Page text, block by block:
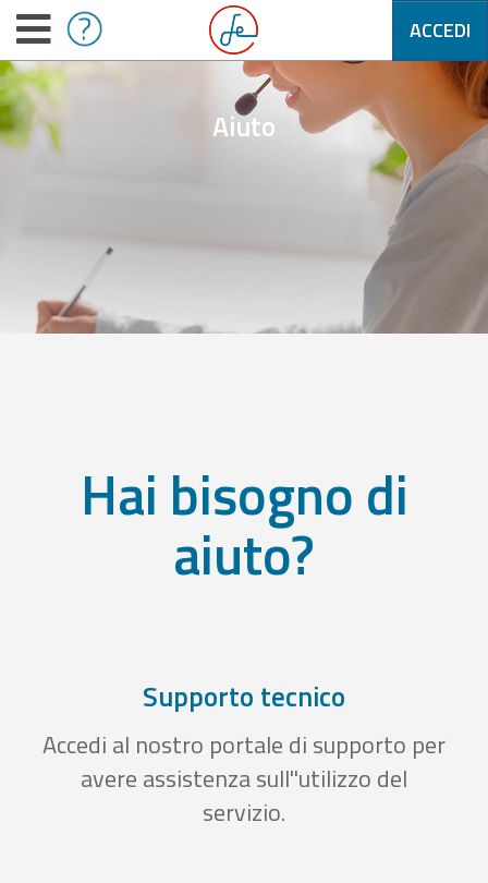
ACCEDI
Aiuto
Hai bisogno di
aiuto?
Supporto tecnico
Accedi al nostro portale di supporto per
avere assistenza sull''utilizzo del
servizio.